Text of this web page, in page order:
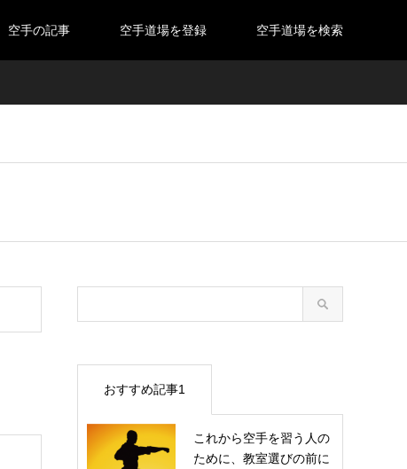
空手の記事 空手道場を登録 空手道場を検索
おすすめ記事1
これから空手を習う人の
ために、教室選びの前に